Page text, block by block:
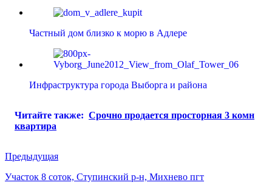
Частный дом близко к морю в Адлере
Инфраструктура города Выборга и района
Читайте также: Срочно продается просторная 3 комн
квартира
Предыдущая
Участок 8 соток, Ступинский р-н, Михнево пгт